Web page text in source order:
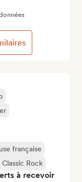
française
Rock
à recevoir